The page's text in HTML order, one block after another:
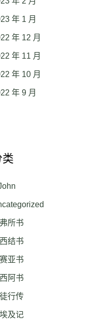
年 1 月
年 12 月
年 11 月
年 10 月
年 9 月
类
所书
结书
亚书
阿书
行传
及记